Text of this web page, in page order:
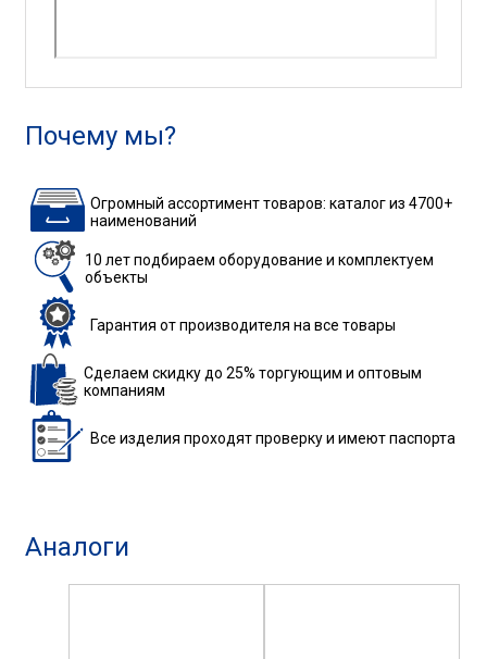
Почему мы?
Огромный ассортимент товаров: каталог из 4700+
наименований
10 лет подбираем оборудование и комплектуем
объекты
Гарантия от производителя на все товары
Сделаем скидку до 25% торгующим и оптовым
компаниям
Все изделия проходят проверкуи имеют паспорта
Аналоги